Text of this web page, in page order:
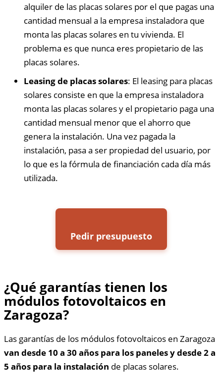
alquiler de las placas solares por el que pagas una
cantidad mensual a la empresa instaladora que
monta las placas solares en tu vivienda. El
problema es que nunca eres propietario de las
placas solares.
Leasing de placas solares: El leasing para placas
solares consiste en que la empresa instaladora
monta las placas solares y el propietario paga una
cantidad mensual menor que el ahorro que
genera la instalación. Una vez pagada la
instalación, pasa a ser propiedad del usuario, por
lo que es la fórmula de financiación cada día más
utilizada.
Pedir presupuesto
¿Qué garantías tienen los
módulos fotovoltaicos en
Zaragoza?
Las garantías de los módulos fotovoltaicos en Zaragoza
van desde 10 a 30 años para los paneles y desde 2 a
5 años para la instalación de placas solares.